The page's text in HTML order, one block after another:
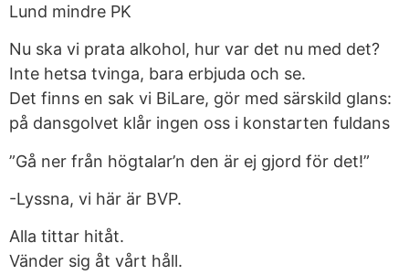
Lund mindre PK
Nu ska vi prata alkohol, hur var det nu med det?
Inte hetsa tvinga, bara erbjuda och se.
Det finns en sak vi BiLare, gör med särskild glans:
på dansgolvet klår ingen oss i konstarten fuldans
”Gå ner från högtalar’n den är ej gjord för det!”
-Lyssna, vi här är BVP.
Alla tittar hitåt.
Vänder sig åt vårt håll.